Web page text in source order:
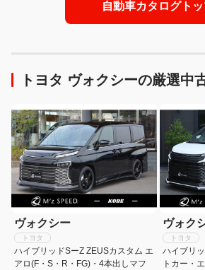
自動車カタログト
トヨタ ヴォクシーの厳選中
ヴォクシー
トヨタ
ハイブリッドSーZ ZEUSカスタム エ
アロ(F・S・R・FG)・4本出しマフ
ヴォク
トヨタ
ハイブリ
トカー・